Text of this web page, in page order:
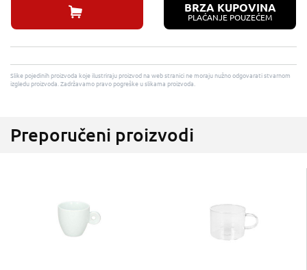
BRZA KUPOVINA
PLAĆANJE POUZEĆEM
Slike pojedinih proizvoda koje ilustriraju proizvod na web stranici ne moraju nužno odgovarati stvarnom
izgledu proizvoda. Zadržavamo pravo pogreške u slikama proizvoda.
Preporučeni proizvodi